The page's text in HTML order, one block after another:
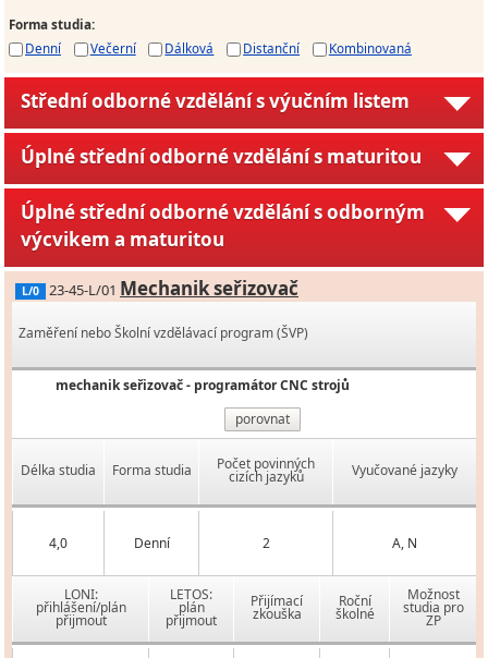
Forma studia:
Denní
Večerní Dálková Distanční Kombinovaná
Střední odborné vzdělání s výučním listem
Úplné střední odborné vzdělání s maturitou
Úplné střední odborné vzdělání s odborným
výcvikem a maturitou
L/0 23-45-L/01 Mechanik seřizovač
Zaměření nebo Školní vzdělávací program (ŠVP)
mechanik seřizovač - programátor CNC strojů
porovnat
Délka studia Forma studia Počet povinných
cizích jazyků Vyučované jazyky
4,0 Denní 2 A, N
LONI:
přihlášení/plán
přijmout
LETOS:
plán
přijmout
Přijímací
zkouška
Roční
školné
Možnost
studia pro
ZP